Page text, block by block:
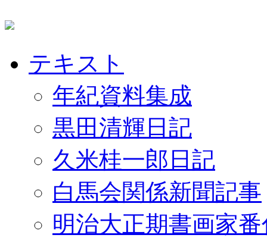
テキスト
年紀資料集成
黒田清輝日記
久米桂一郎日記
白馬会関係新聞記事
明治大正期書画家